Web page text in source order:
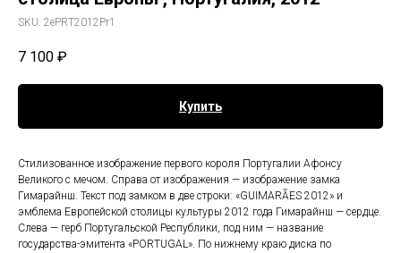
SKU: 2ePRT2012Pr1
7 100 ₽
Купить
Стилизованное изображение первого короля Португалии Афонсу
Великого с мечом. Справа от изображения — изображение замка
Гимарайнш. Текст под замком в две строки: «GUIMARÃES 2012» и
эмблема Европейской столицы культуры 2012 года Гимарайнш — сердце.
Слева — герб Португальской Республики, под ним — название
государства-эмитента «PORTUGAL». По нижнему краю диска по